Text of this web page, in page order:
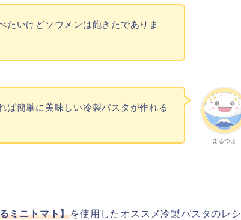
たいけどソウメンは飽きたでありま
まるつよ
ば簡単に美味しい冷製パスタが作れる
ミニトマト】を使用したオススメ冷製パスタのレシ